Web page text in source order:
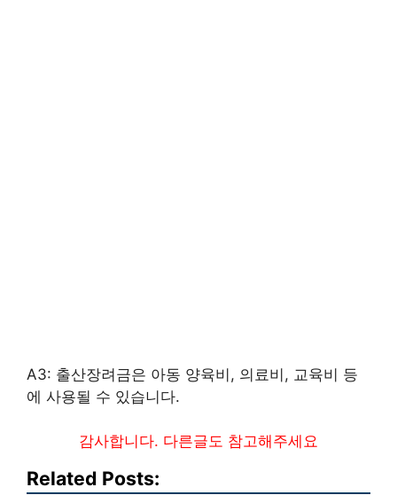
A3: 출산장려금은 아동 양육비, 의료비, 교육비 등
에 사용될 수 있습니다.
감사합니다. 다른글도 참고해주세요
Related Posts: